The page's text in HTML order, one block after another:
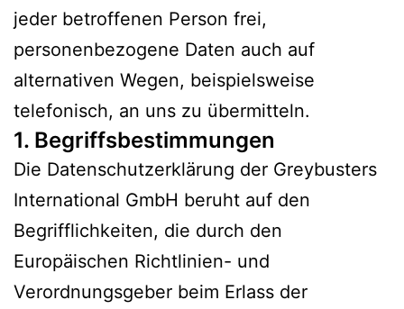
jeder betroffenen Person frei,
personenbezogene Daten auch auf
alternativen Wegen, beispielsweise
telefonisch, an uns zu übermitteln.
1. Begriffsbestimmungen
Die Datenschutzerklärung der Greybusters
International GmbH beruht auf den
Begrifflichkeiten, die durch den
Europäischen Richtlinien- und
Verordnungsgeber beim Erlass der